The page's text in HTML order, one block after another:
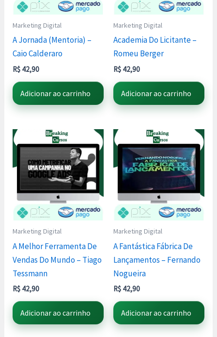
Marketing Digital
A Jornada (Mentoria) –
Caio Calderaro
R$ 42,90
Adicionar ao carrinho
Marketing Digital
Academia Do Licitante –
Romeu Berger
R$ 42,90
Adicionar ao carrinho
Marketing Digital
A Melhor Ferramenta De
Vendas Do Mundo – Tiago
Tessmann
R$ 42,90
Adicionar ao carrinho
Marketing Digital
A Fantástica Fábrica De
Lançamentos – Fernando
Nogueira
R$ 42,90
Adicionar ao carrinho